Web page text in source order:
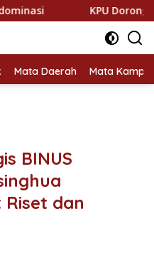
KPU Dorong Pemilih
Mata Daerah Mata
BINUS
dan